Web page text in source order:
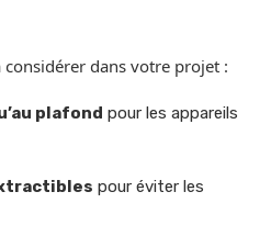
dans votre projet :
plafond pour les appareils
pour éviter les